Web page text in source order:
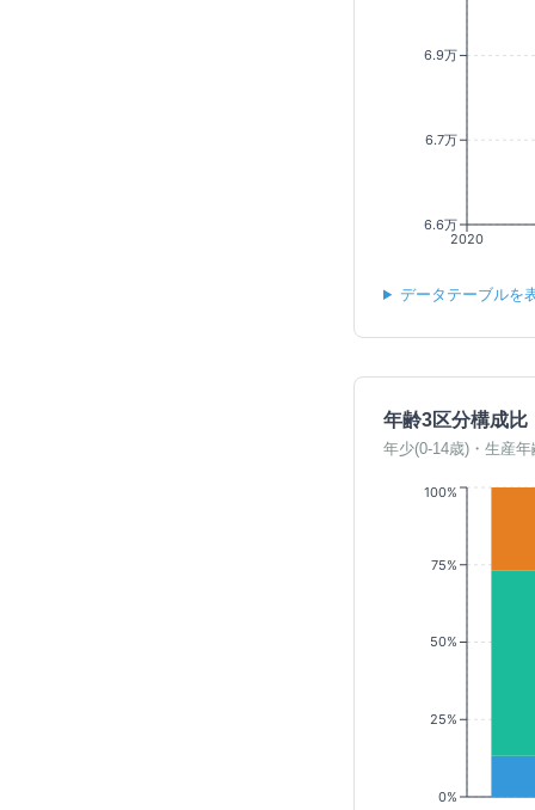
2020
6.6万
6.7万
6.9万
データテーブルを
年齢3区分構成比
年少(0-14歳)・生産
0%
25%
50%
75%
100%